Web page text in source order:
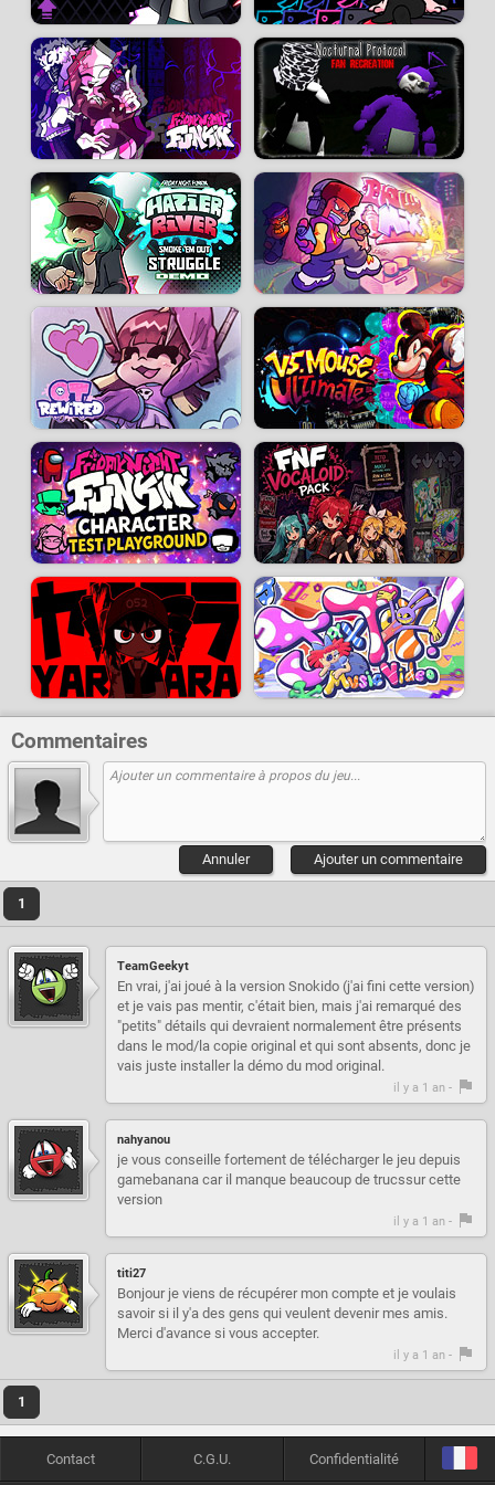
Commentaires
Ajouter un commentaire
Annuler
1
TeamGeekyt
En vrai, j'ai joué à la version Snokido (j'ai fini cette version)
et je vais pas mentir, c'était bien, mais j'ai remarqué des
"petits" détails qui devraient normalement être présents
dans le mod/la copie original et qui sont absents, donc je
vais juste installer la démo du mod original.
il y a 1 an -
nahyanou
je vous conseille fortement de télécharger le jeu depuis
gamebanana car il manque beaucoup de trucssur cette
version
il y a 1 an -
titi27
Bonjour je viens de récupérer mon compte et je voulais
savoir si il y'a des gens qui veulent devenir mes amis.
Merci d'avance si vous accepter.
il y a 1 an -
1
Contact C.G.U. Confidentialité